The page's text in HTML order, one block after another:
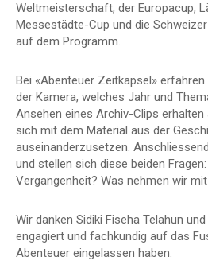
Weltmeisterschaft, der Europacup,
Messestädte-Cup und die
auf dem Programm.
Bei «Abenteuer Zeitkapsel»
der Kamera, welches Jahr und
Ansehen eines Archiv-Clips
sich mit dem Material aus der
auseinanderzusetzen.
und stellen sich diese beiden
Vergangenheit? Was nehmen wir
Wir danken Sidiki Fiseha Telahun
engagiert und fachkundig auf das
Abenteuer eingelassen haben.